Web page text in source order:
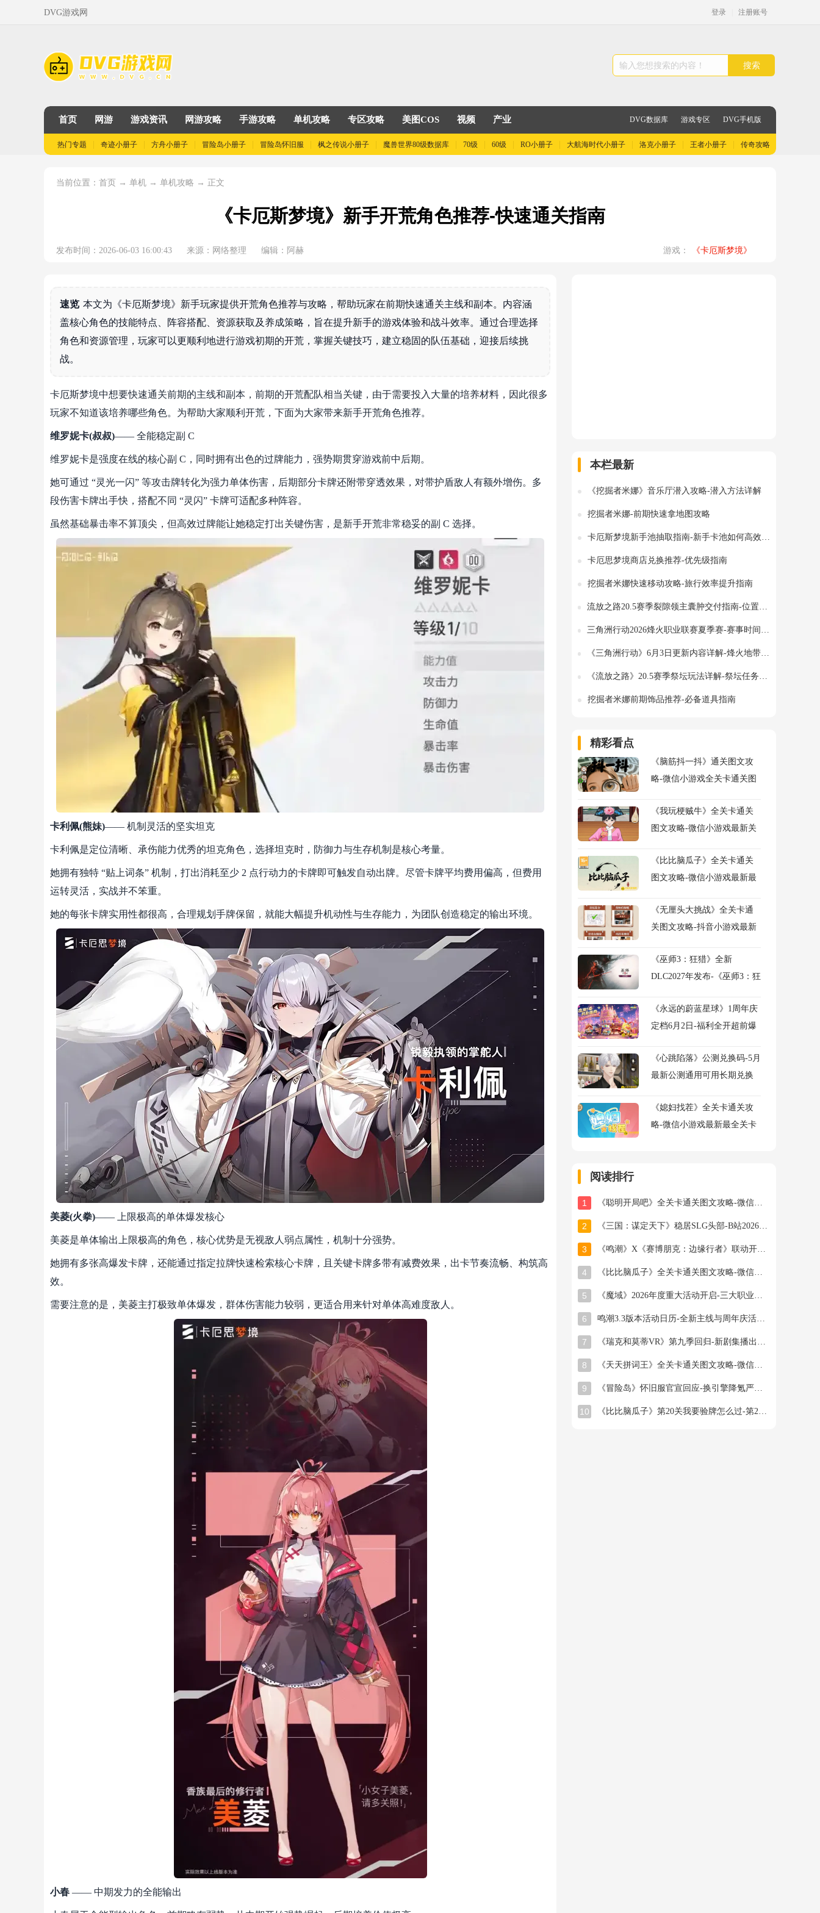
DVG游戏网 登录 注册账号
搜索
首页 网游 游戏资讯 网游攻略 手游攻略 单机攻略 专区攻略 美图COS 视频 产业 DVG数据库 游戏专区 DVG手机版
热门专题 奇迹小册子 方舟小册子 冒险岛小册子 冒险岛怀旧服 枫之传说小册子 魔兽世界80级数据库 70级 60级 RO小册子 大航海时代小册子 洛克小册子 王者小册子 传奇攻略
当前位置： 首页 → 单机 → 单机攻略 → 正文
《卡厄斯梦境》新手开荒角色推荐-快速通关指南
发布时间：2026-06-03 16:00:43 来源：网络整理 编辑：阿赫 游戏： 《卡厄斯梦境》
速览 本文为《卡厄斯梦境》新手玩家提供开荒角色推荐与攻略，帮助玩家在前期快速通关主线和副本。内容涵
盖核心角色的技能特点、阵容搭配、资源获取及养成策略，旨在提升新手的游戏体验和战斗效率。通过合理选择
角色和资源管理，玩家可以更顺利地进行游戏初期的开荒，掌握关键技巧，建立稳固的队伍基础，迎接后续挑
战。
卡厄斯梦境中想要快速通关前期的主线和副本，前期的开荒配队相当关键，由于需要投入大量的培养材料，因此很多
玩家不知道该培养哪些角色。为帮助大家顺利开荒，下面为大家带来新手开荒角色推荐。
维罗妮卡(叔叔)—— 全能稳定副 C
维罗妮卡是强度在线的核心副 C，同时拥有出色的过牌能力，强势期贯穿游戏前中后期。
她可通过 “灵光一闪” 等攻击牌转化为强力单体伤害，后期部分卡牌还附带穿透效果，对带护盾敌人有额外增伤。多
段伤害卡牌出手快，搭配不同 “灵闪” 卡牌可适配多种阵容。
虽然基础暴击率不算顶尖，但高效过牌能让她稳定打出关键伤害，是新手开荒非常稳妥的副 C 选择。
卡利佩(熊妹)—— 机制灵活的坚实坦克
卡利佩是定位清晰、承伤能力优秀的坦克角色，选择坦克时，防御力与生存机制是核心考量。
她拥有独特 “贴上词条” 机制，打出消耗至少 2 点行动力的卡牌即可触发自动出牌。尽管卡牌平均费用偏高，但费用
运转灵活，实战并不笨重。
她的每张卡牌实用性都很高，合理规划手牌保留，就能大幅提升机动性与生存能力，为团队创造稳定的输出环境。
美菱(火拳)—— 上限极高的单体爆发核心
美菱是单体输出上限极高的角色，核心优势是无视敌人弱点属性，机制十分强势。
她拥有多张高爆发卡牌，还能通过指定拉牌快速检索核心卡牌，且关键卡牌多带有减费效果，出卡节奏流畅、构筑高
效。
需要注意的是，美菱主打极致单体爆发，群体伤害能力较弱，更适合用来针对单体高难度敌人。
小春 —— 中期发力的全能输出
本栏最新
《挖掘者米娜》音乐厅潜入攻略-潜入方法详解
挖掘者米娜-前期快速拿地图攻略
卡厄斯梦境新手池抽取指南-新手卡池如何高效抽取
卡厄思梦境商店兑换推荐-优先级指南
挖掘者米娜快速移动攻略-旅行效率提升指南
流放之路20.5赛季裂隙领主囊肿交付指南-位置与流程详解
三角洲行动2026烽火职业联赛夏季赛-赛事时间及参赛队伍介绍
《三角洲行动》6月3日更新内容详解-烽火地带足球主题活动上线
《流放之路》20.5赛季祭坛玩法详解-祭坛任务与天赋加点攻略
挖掘者米娜前期饰品推荐-必备道具指南
精彩看点
《脑筋抖一抖》通关图文攻
略-微信小游戏全关卡通关图
《我玩梗贼牛》全关卡通关
图文攻略-微信小游戏最新关
《比比脑瓜子》全关卡通关
图文攻略-微信小游戏最新最
《无厘头大挑战》全关卡通
关图文攻略-抖音小游戏最新
《巫师3：狂猎》全新
DLC2027年发布-《巫师3：狂
《永远的蔚蓝星球》1周年庆
定档6月2日-福利全开超前爆
《心跳陷落》公测兑换码-5月
最新公测通用可用长期兑换
《媳妇找茬》全关卡通关攻
略-微信小游戏最新最全关卡
阅读排行
1 《聪明开局吧》全关卡通关图文攻略-微信小游戏最新最全关卡通关图文攻略
2 《三国：谋定天下》稳居SLG头部-B站2026年游戏新作计划曝光
3 《鸣潮》X《赛博朋克：边缘行者》联动开启-全新角色与副本揭秘
4 《比比脑瓜子》全关卡通关图文攻略-微信小游戏最新最全关卡通关图文攻略
5 《魔域》2026年度重大活动开启-三大职业新专精技能曝光
6 鸣潮3.3版本活动日历-全新主线与周年庆活动详解
7 《瑞克和莫蒂VR》第九季回归-新剧集播出时间及内容预览
8 《天天拼词王》全关卡通关图文攻略-微信小游戏最新最全关卡通关图文攻略
9 《冒险岛》怀旧服官宣回应-换引擎降氪严打工作室
10 《比比脑瓜子》第20关我要验牌怎么过-第20关我要验牌找出26个常用字通关图文攻略